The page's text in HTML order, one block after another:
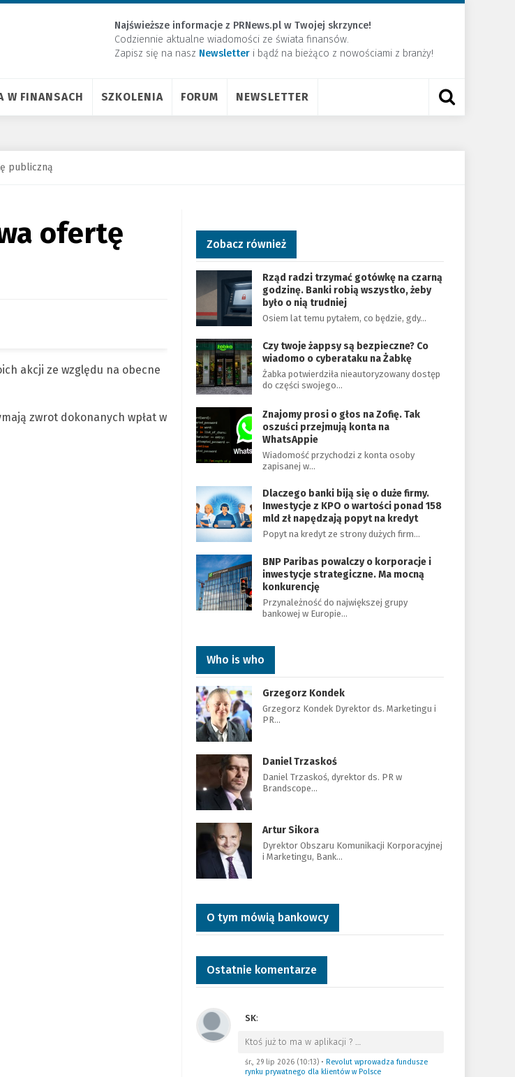
Najświeższe informacje z PRNews.pl w Twojej skrzynce!
Codziennie aktualne wiadomości ze świata finansów.
Zapisz się na nasz Newsletter ​i bądź na bieżąco z nowościami z branży!
W FINANSACH SZKOLENIA FORUM NEWSLETTER
publiczną
ofertę
akcji ze względu na obecne
zwrot dokonanych wpłat w
Zobacz również
Rząd radzi trzymać gotówkę na czarną
godzinę. Banki robią wszystko, żeby
było o nią trudniej
Osiem lat temu pytałem, co będzie, gdy…
Czy twoje żappsy są bezpieczne? Co
wiadomo o cyberataku na Żabkę
Żabka potwierdziła nieautoryzowany dostęp
do części swojego…
Znajomy prosi o głos na Zofię. Tak
oszuści przejmują konta na
WhatsAppie
Wiadomość przychodzi z konta osoby
zapisanej w…
Dlaczego banki biją się o duże firmy.
Inwestycje z KPO o wartości ponad 158
mld zł napędzają popyt na kredyt
Popyt na kredyt ze strony dużych firm…
BNP Paribas powalczy o korporacje i
inwestycje strategiczne. Ma mocną
konkurencję
Przynależność do największej grupy
bankowej w Europie…
Who is who
Grzegorz Kondek
Grzegorz Kondek Dyrektor ds. Marketingu i
PR…
Daniel Trzaskoś
Daniel Trzaskoś, dyrektor ds. PR w
Brandscope…
Artur Sikora
Dyrektor Obszaru Komunikacji Korporacyjnej
i Marketingu, Bank…
O tym mówią bankowcy
Ostatnie komentarze
SK:
Ktoś już to ma w aplikacji ? …
śr., 29 lip 2026 (10:13)• Revolut wprowadza fundusze
rynku prywatnego dla klientów w Polsce